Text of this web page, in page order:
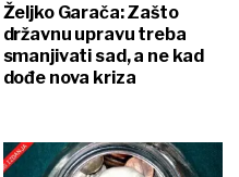
Željko Garača: Zašto
državnu upravu treba
smanjivati sad, a ne kad
dođe nova kriza